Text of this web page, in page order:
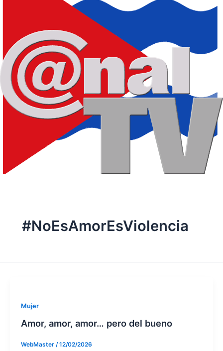
#NoEsAmorEsViolencia
Mujer
Amor, amor, amor… pero del bueno
WebMaster /12/02/2026